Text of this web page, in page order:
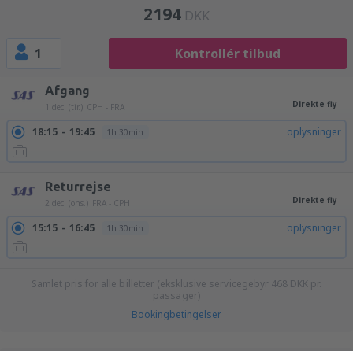
2194 DKK
1 Kontrollér tilbud
Afgang
1 dec. (tir.) CPH - FRA Direkte fly
18:15 19:45 1h 30min oplysninger
Returrejse
2 dec. (ons.) FRA - CPH Direkte fly
15:15 16:45 1h 30min oplysninger
Samlet pris for alle billetter (eksklusive servicegebyr 468 DKK pr.
passager)
Bookingbetingelser